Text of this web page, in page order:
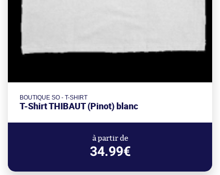
BOUTIQUE SO - T-SHIRT
T-Shirt THIBAUT (Pinot) blanc
à partir de
34.99€